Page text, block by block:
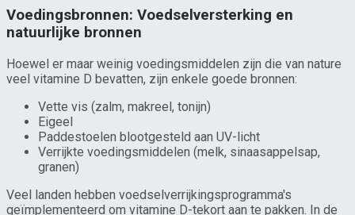
Voedingsbronnen: Voedselversterking en
natuurlijke bronnen
Hoewel er maar weinig voedingsmiddelen zijn die van nature
veel vitamine D bevatten, zijn enkele goede bronnen:
Vette vis (zalm, makreel, tonijn)
Eigeel
Paddestoelen blootgesteld aan UV-licht
Verrijkte voedingsmiddelen (melk, sinaasappelsap,
granen)
Veel landen hebben voedselverrijkingsprogramma's
geïmplementeerd om vitamine D-tekort aan te pakken. In de